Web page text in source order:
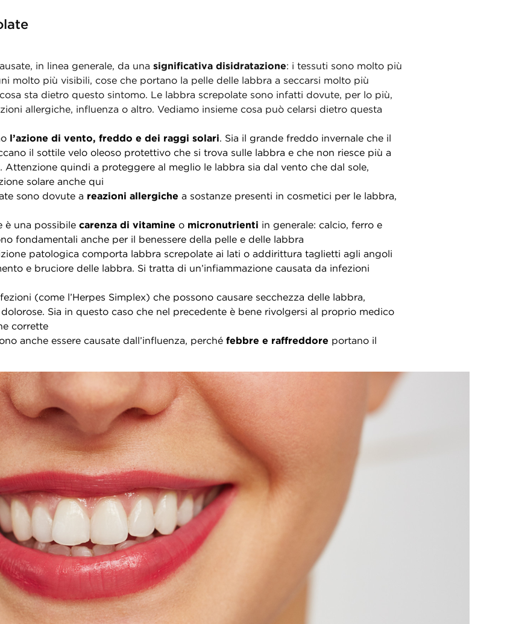
in linea generale, da una significativa disidratazione: i tessuti sono molto più
molto più visibili, cose che portano la pelle delle labbra a seccarsi molto più
sta dietro questo sintomo. Le labbra screpolate sono infatti dovute, per lo più,
allergiche, influenza o altro. Vediamo insieme cosa può celarsi dietro questa
l’azione di vento, freddo e dei raggi solari. Sia il grande freddo invernale che il
il sottile velo oleoso protettivo che si trova sulle labbra e che non riesce più a
Attenzione quindi a proteggere al meglio le labbra sia dal vento che dal sole,
solare anche qui
sono dovute a reazioni allergiche a sostanze presenti in cosmetici per le labbra,
è una possibile carenza di vitamine o micronutrienti in generale: calcio, ferro e
fondamentali anche per il benessere della pelle e delle labbra
patologica comporta labbra screpolate ai lati o addirittura taglietti agli angoli
e bruciore delle labbra. Si tratta di un’infiammazione causata da infezioni
(come l’Herpes Simplex) che possono causare secchezza delle labbra,
Sia in questo caso che nel precedente è bene rivolgersi al proprio medico
corrette
anche essere causate dall’influenza, perché febbre e raffreddore portano il